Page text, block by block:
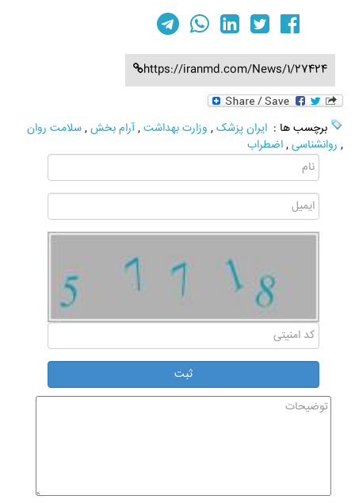
https://iranmd.com/News/1/27424
برچسب ها : ایران پزشک, وزارت بهداشت,آرام بخش,سلامت روان
, روانشناسی,اضطراب